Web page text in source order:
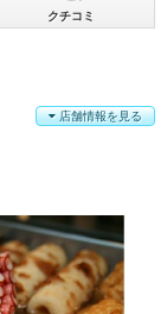
店舗情報を見る
クチコミ